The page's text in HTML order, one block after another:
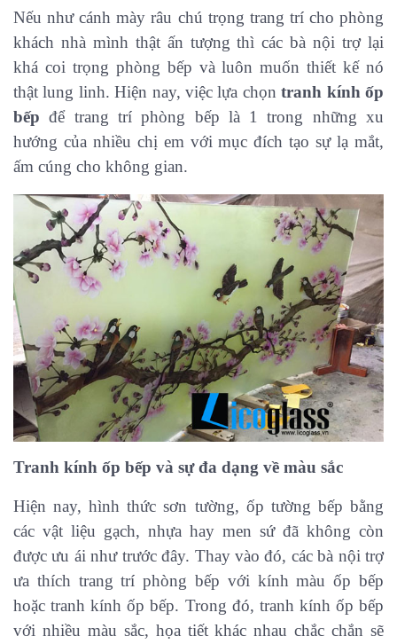
Nếu như cánh mày râu chú trọng trang trí cho phòng
khách nhà mình thật ấn tượng thì các bà nội trợ lại
khá coi trọng phòng bếp và luôn muốn thiết kế nó
thật lung linh. Hiện nay, việc lựa chọntranh kính ốp
bếp để trang trí phòng bếp là 1 trong những xu
hướng của nhiều chị em với mục đích tạo sự lạ mắt,
ấm cúng cho không gian.
Tranh kính ốp bếp và sự đa dạng về màu sắc
Hiện nay, hình thức sơn tường, ốp tường bếp bằng
các vật liệu gạch, nhựa hay men sứ đã không còn
được ưu ái như trước đây. Thay vào đó, các bà nội trợ
ưa thích trang trí phòng bếp với kính màu ốp bếp
hoặc tranh kính ốp bếp. Trong đó, tranh kính ốp bếp
với nhiều màu sắc, họa tiết khác nhau chắc chắn sẽ